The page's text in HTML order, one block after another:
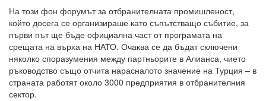
На този фон форумът за отбранителната промишленост,
който досега се организираше като съпътстващо събитие, за
първи път ще бъде официална част от програмата на
срещата на върха на НАТО. Очаква се да бъдат сключени
няколко споразумения между партньорите в Алианса, чието
ръководство също отчита нарасналото значение на Турция – в
страната работят около 3000 предприятия в отбранителния
сектор.